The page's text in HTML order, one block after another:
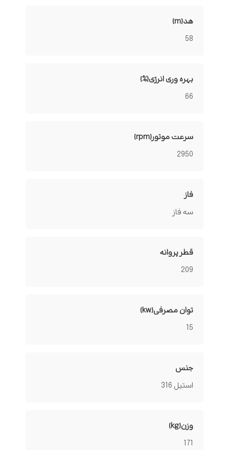
هد(m)
58
بهره وری انرژی(%)
66
سرعت موتور(rpm)
2950
فاز
سه فاز
قطر پروانه
209
توان مصرفی(kw)
15
جنس
استیل 316
وزن(kg)
171